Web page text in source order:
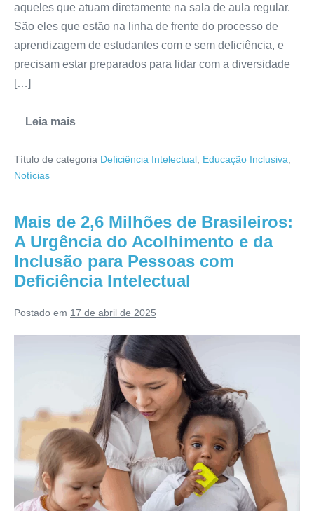
aqueles que atuam diretamente na sala de aula regular.
São eles que estão na linha de frente do processo de
aprendizagem de estudantes com e sem deficiência, e
precisam estar preparados para lidar com a diversidade
[…]
Leia mais
Título de categoria Deficiência Intelectual Educação Inclusiva
Notícias
Mais de 2,6 Milhões de Brasileiros:
A Urgência do Acolhimento e da
Inclusão para Pessoas com
Deficiência Intelectual
Postado em 17 de abril de 2025